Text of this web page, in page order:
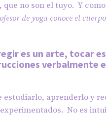
que no son el tuyo. Y como
de yoga conoce el
es un arte, tocar
verbalmente
estudiarlo, aprenderlo y
No es